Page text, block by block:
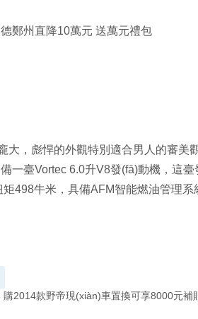
，彪悍的外觀特別適合男人的審美
一臺Vortec 6.0升V8發(fā)動機，這
498牛米，具備AFM智能燃油管理系
購2014款野帝現(xiàn)車置換可享8000元補